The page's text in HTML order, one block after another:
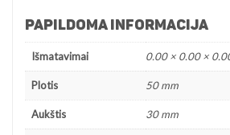
PAPILDOMA INFORMACIJA
Išmatavimai 0.00 × 0.00 ×
Plotis 50 mm
Aukštis 30 mm